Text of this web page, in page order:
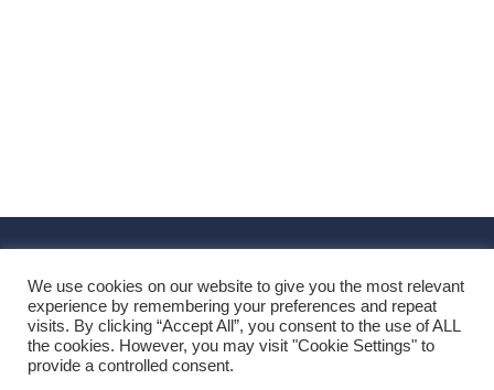
Indirizzo:Corso Amedeo 34, 57122 Livorno (LI)
Telefono: +39 0586 080682
We use cookies on our website to give you the most relevant
experience by remembering your preferences and repeat
visits. By clicking “Accept All”, you consent to the use of ALL
the cookies. However, you may visit "Cookie Settings" to
provide a controlled consent.